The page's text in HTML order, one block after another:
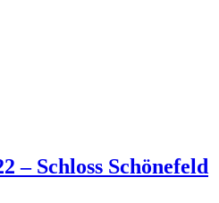
– Schloss Schönefeld